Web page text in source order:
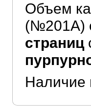
Объем
(№201A)
страниц
Наличие